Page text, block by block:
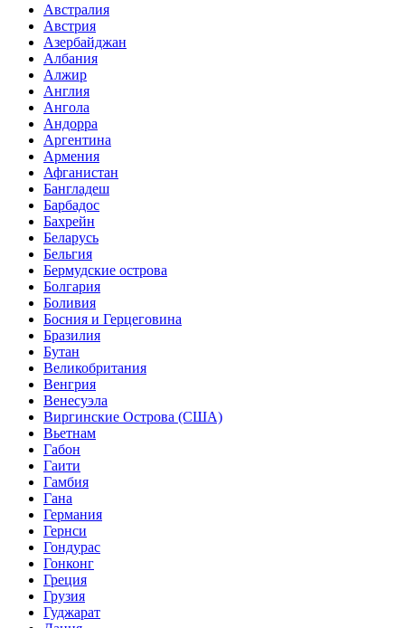
Австралия
Австрия
Азербайджан
Албания
Алжир
Англия
Ангола
Андорра
Аргентина
Армения
Афганистан
Бангладеш
Барбадос
Бахрейн
Беларусь
Бельгия
Бермудские острова
Болгария
Боливия
Босния и Герцеговина
Бразилия
Бутан
Великобритания
Венгрия
Венесуэла
Виргинские Острова (США)
Вьетнам
Габон
Гаити
Гамбия
Гана
Германия
Гернси
Гондурас
Гонконг
Греция
Грузия
Гуджарат